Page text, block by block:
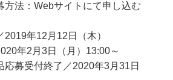
方法：Webサイトにて申し込む
年12月12日（木）
年2月3日（月）13:00～
応募受付終了／2020年3月31日